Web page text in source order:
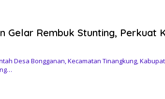
Gelar Rembuk Stunting, Perkuat
Desa Bongganan, Kecamatan Tinangkung,